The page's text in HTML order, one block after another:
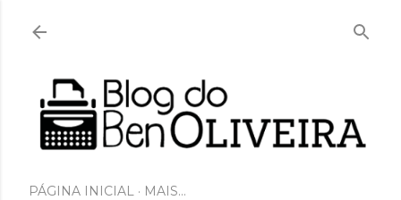
PÁGINA INICIAL MAIS…